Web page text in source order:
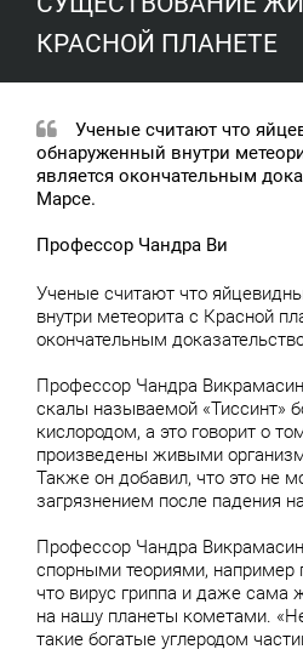
КРАСНОЙ ПЛАНЕТЕ
Ученые считают что
обнаруженный внутри
является окончательным
Марсе.
Профессор Чандра Ви
Ученые считают что
внутри метеорита с Красной
окончательным
Профессор Чандра
скалы называемой «Тиссинт»
кислородом, а это говорит о
произведены живыми
Также он добавил, что это не
загрязнением после падения
Профессор Чандра
спорными теориями, например
что вирус гриппа и даже сама
на нашу планеты кометами.
такие богатые углеродом